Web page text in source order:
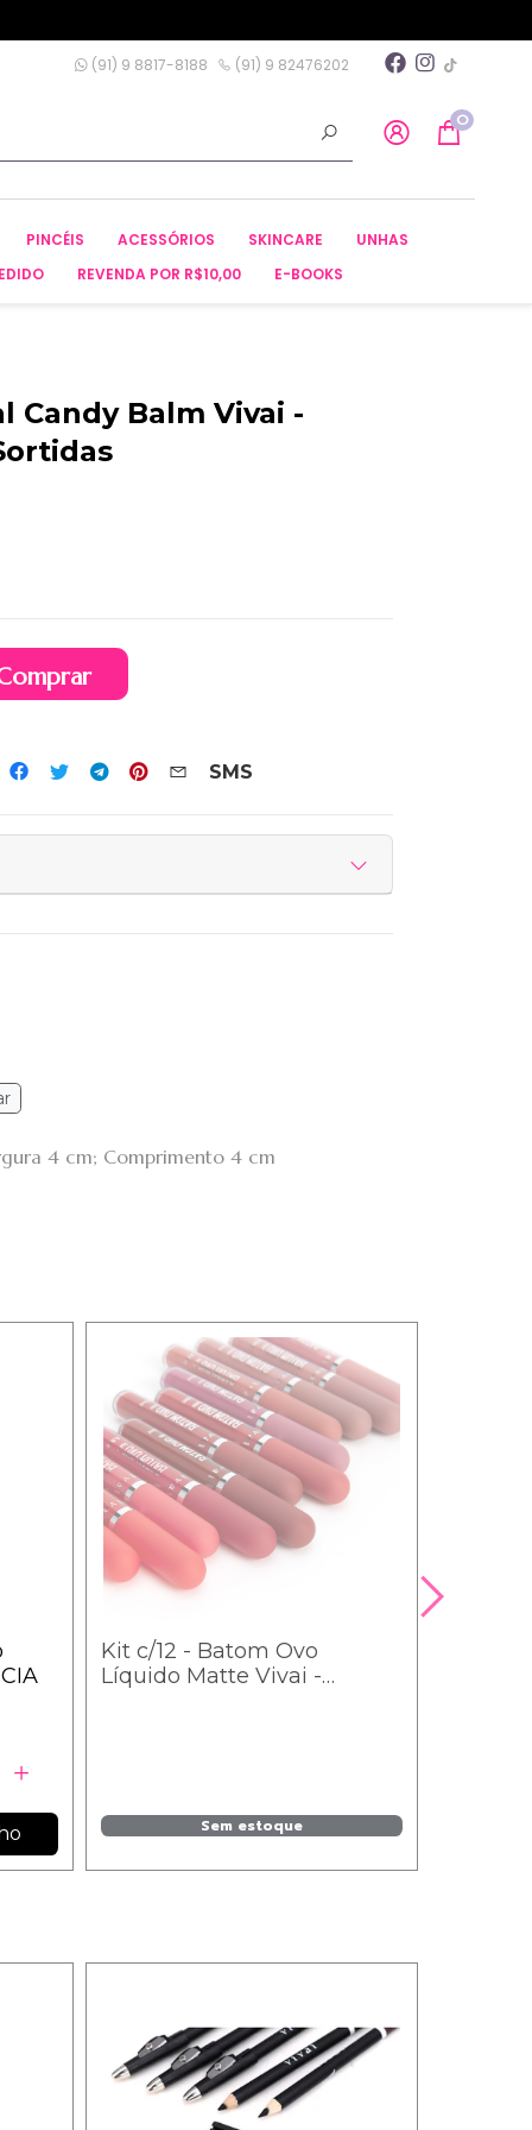
(91) 9 8817-8188 (91) 9 82476202
0
PINCÉIS ACESSÓRIOS SKINCARE
UNHAS
REVENDA POR R$10,00 E-BOOKS
Candy Balm Vivai -
SMS
4 cm; Comprimento 4 cm
Kit c/12 - Batom Ovo
Líquido Matte Vivai -
Sem estoque